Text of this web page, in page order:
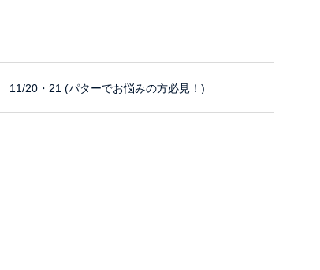
20・21 (パターでお悩みの方必見！)